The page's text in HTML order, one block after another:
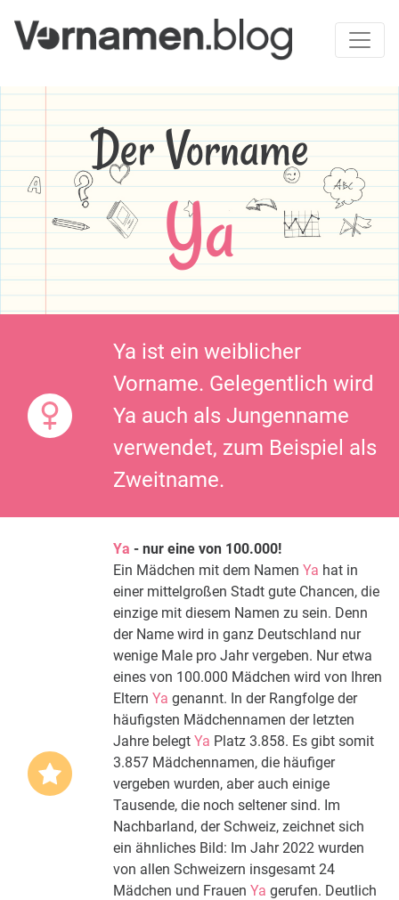
Der Vorname
Ya
Ya ist ein weiblicher
Vorname. Gelegentlich wird
Ya auch als Jungenname
verwendet, zum Beispiel als
Zweitname.
Ya - nur eine von 100.000!
Ein Mädchen mit dem Namen Ya hat in
einer mittelgroßen Stadt gute Chancen, die
einzige mit diesem Namen zu sein. Denn
der Name wird in ganz Deutschland nur
wenige Male pro Jahr vergeben. Nur etwa
eines von 100.000 Mädchen wird von Ihren
Eltern Ya genannt. In der Rangfolge der
häufigsten Mädchennamen der letzten
Jahre belegt Ya Platz 3.858. Es gibt somit
3.857 Mädchennamen, die häufiger
vergeben wurden, aber auch einige
Tausende, die noch seltener sind. Im
Nachbarland, der Schweiz, zeichnet sich
ein ähnliches Bild: Im Jahr 2022 wurden
von allen Schweizern insgesamt 24
Mädchen und Frauen Ya gerufen. Deutlich